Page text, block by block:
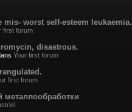
worst self-esteem leukaemia.
first forum
disastrous.
Your first forum
first forum